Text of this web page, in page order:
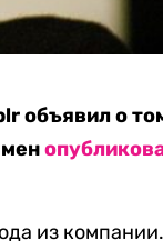
объявил о
из